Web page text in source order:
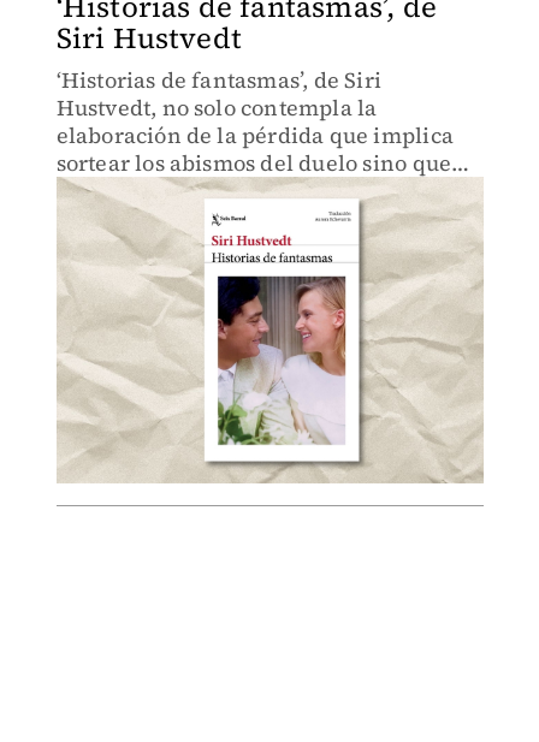
Siri Hustvedt
‘Historias de fantasmas’, de Siri
Hustvedt, no solo contempla la
elaboración de la pérdida que implica
sortear los abismos del duelo sino que
propone una travesía sobre los
fundamentos del amor.